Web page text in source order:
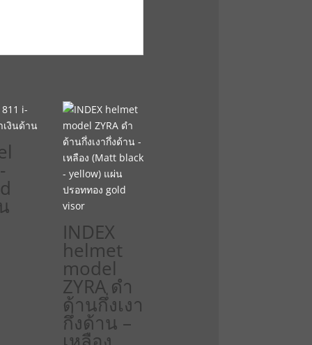
INDEX
helmet
model
ZYRA ดำ
ด้านกึ่งเงา
กึ่งด้าน –